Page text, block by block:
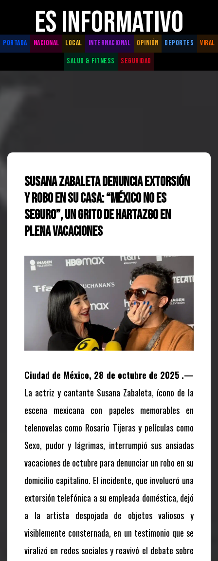
ES INFORMATIVO
PORTADA NACIONAL LOCAL INTERNACIONAL OPINIÓN DEPORTES
VIRAL
SALUD & FITNESS
SEGURIDAD
Susana Zabaleta denuncia extorsión
y robo en su casa: “México no es
seguro”, un grito de hartazgo en
plena vacaciones
Ciudad de México, 28 de octubre de 2025 .—
La actriz y cantante Susana Zabaleta, ícono de la
escena mexicana con papeles memorables en
telenovelas como Rosario Tijerasy películas como
Sexo, pudor y lágrimas, interrumpió sus ansiadas
vacaciones de octubre para denunciar un robo en su
domicilio capitalino. El incidente, que involucró una
extorsión telefónica a su empleada doméstica, dejó
a la artista despojada de objetos valiosos y
visiblemente consternada, en un testimonio que se
viralizó en redes sociales y reavivó el debate sobre